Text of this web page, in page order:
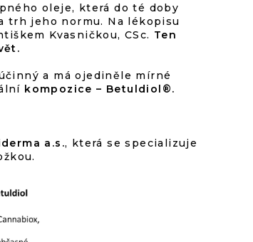
oleje, která do té doby
trh jeho normu. Na lékopisu
Kvasničkou, CSc. Ten
a má ojediněle mírné
kompozice – Betuldiol ®.
a.s., která se specializuje